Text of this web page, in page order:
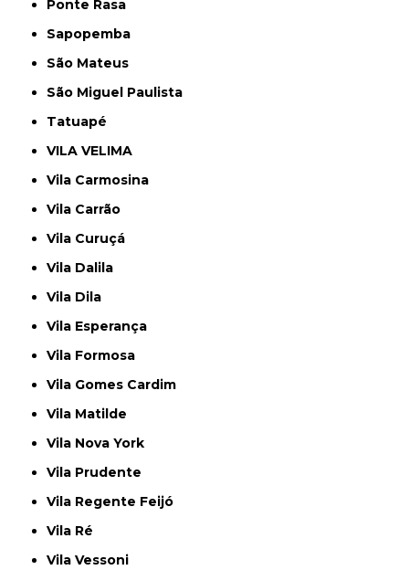
Ponte Rasa
Sapopemba
São Mateus
São Miguel Paulista
Tatuapé
VILA VELIMA
Vila Carmosina
Vila Carrão
Vila Curuçá
Vila Dalila
Vila Dila
Vila Esperança
Vila Formosa
Vila Gomes Cardim
Vila Matilde
Vila Nova York
Vila Prudente
Vila Regente Feijó
Vila Ré
Vila Vessoni